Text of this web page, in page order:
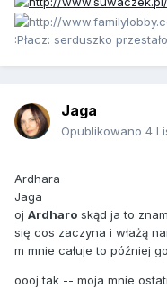
:Płacz: serduszko
Jaga
Opublikowano 4
Ardhara
Jaga
oj Ardharo skąd ja to
się cos zaczyna i włażą
m mnie całuje to później
oooj tak -- moja mnie